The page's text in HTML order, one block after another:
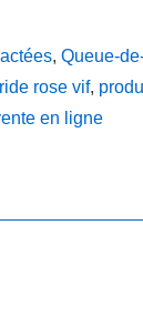
, Queue-
rose vif,
en ligne